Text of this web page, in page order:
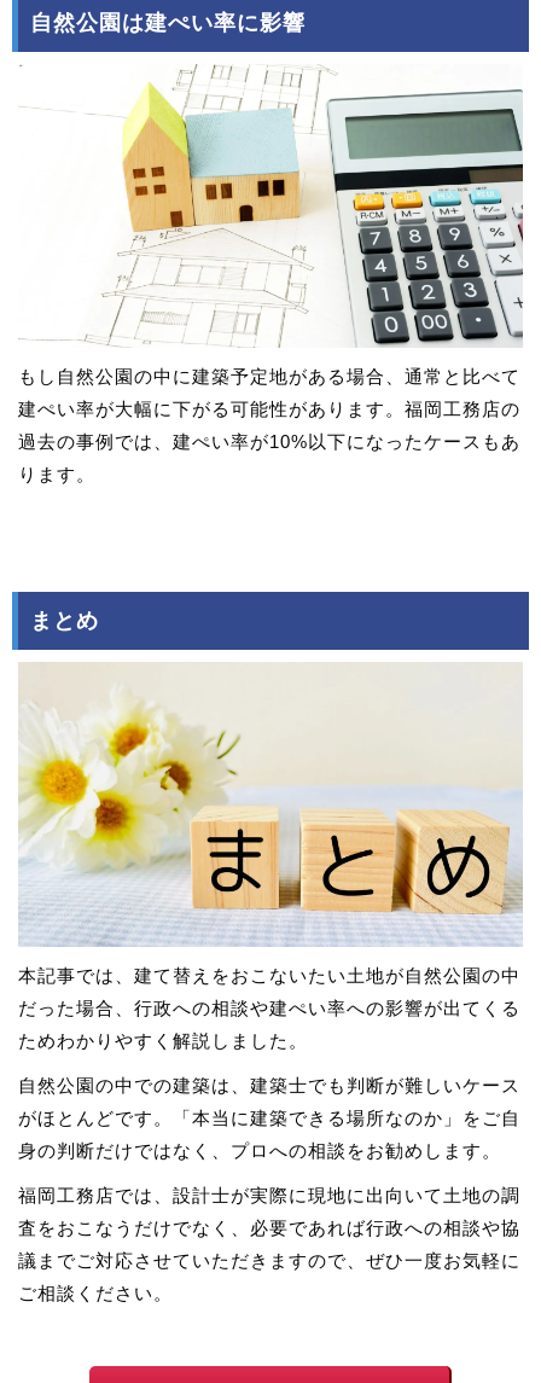
自然公園は建ぺい率に影響
もし自然公園の中に建築予定地がある場合、通常と比べて
建ぺい率が大幅に下がる可能性があります。福岡工務店の
過去の事例では、建ぺい率が10%以下になったケースもあ
ります。
まとめ
本記事では、建て替えをおこないたい土地が自然公園の中
だった場合、行政への相談や建ぺい率への影響が出てくる
ためわかりやすく解説しました。
自然公園の中での建築は、建築士でも判断が難しいケース
がほとんどです。「本当に建築できる場所なのか」をご自
身の判断だけではなく、プロへの相談をお勧めします。
福岡工務店では、設計士が実際に現地に出向いて土地の調
査をおこなうだけでなく、必要であれば行政への相談や協
議までご対応させていただきますので、ぜひ一度お気軽に
ご相談ください。